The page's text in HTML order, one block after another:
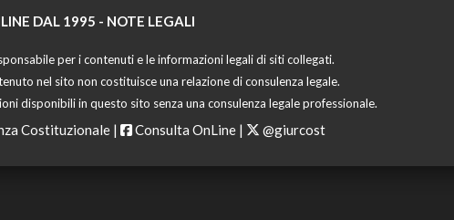
DAL 1995 - NOTE LEGALI
per i contenuti e le informazioni legali di siti collegati.
nel sito non costituisce una relazione di consulenza legale.
disponibili in questo sito senza una consulenza legale professionale.
Costituzionale | Consulta OnLine | @giurcost